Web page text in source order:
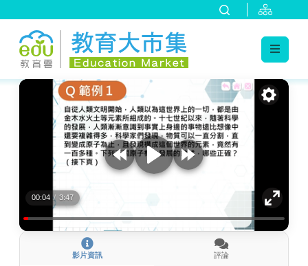
:::
00:04 / 3:47
影片資訊 評論